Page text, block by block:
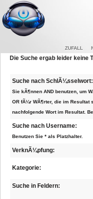
ZUFALL
Die Suche ergab leider keine
Suche nach SchlÃ¼sselwort:
Sie kÃ¶nnen AND benutzen, um
OR fÃ¼r WÃ¶rter, die im Resultat
nachfolgende Wort im Resultat.
Suche nach Username:
Benutzen Sie * als Platzhalter.
VerknÃ¼pfung:
Kategorie:
Suche in Feldern: